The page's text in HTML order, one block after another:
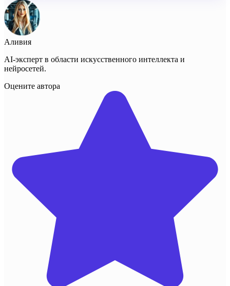
Аливия
AI-эксперт в области искусственного интеллекта и
нейросетей.
Оцените автора